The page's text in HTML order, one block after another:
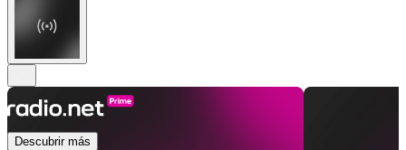
Descubrir más